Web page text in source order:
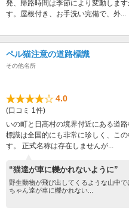
発、帰路時間は季節により変動しま
す。屋根付き、お手洗い完備で、外...
ペル猫注意の道路標識
その他名所
4.0
(口コミ 1件)
いの町と日高村の境界付近にある道
標識は全国的にも非常に珍しく、こ
す。 正式名称は存在しませんが...
“猫達が車に轢かれないように”
野生動物が飛び出してくるような山中
ちゃん達が車に轢かれない...